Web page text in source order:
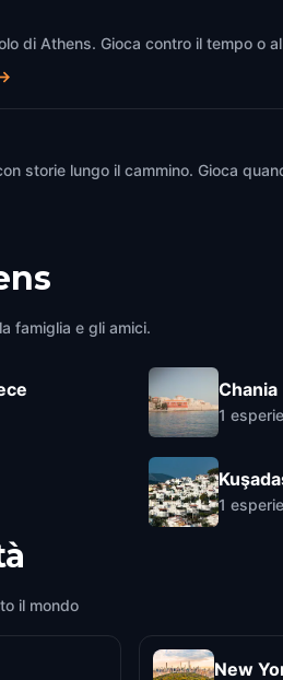
di Athens. Gioca contro il tempo
storie lungo il cammino. Gioca
famiglia e gli amici.
Chania
1
1
il mondo
New